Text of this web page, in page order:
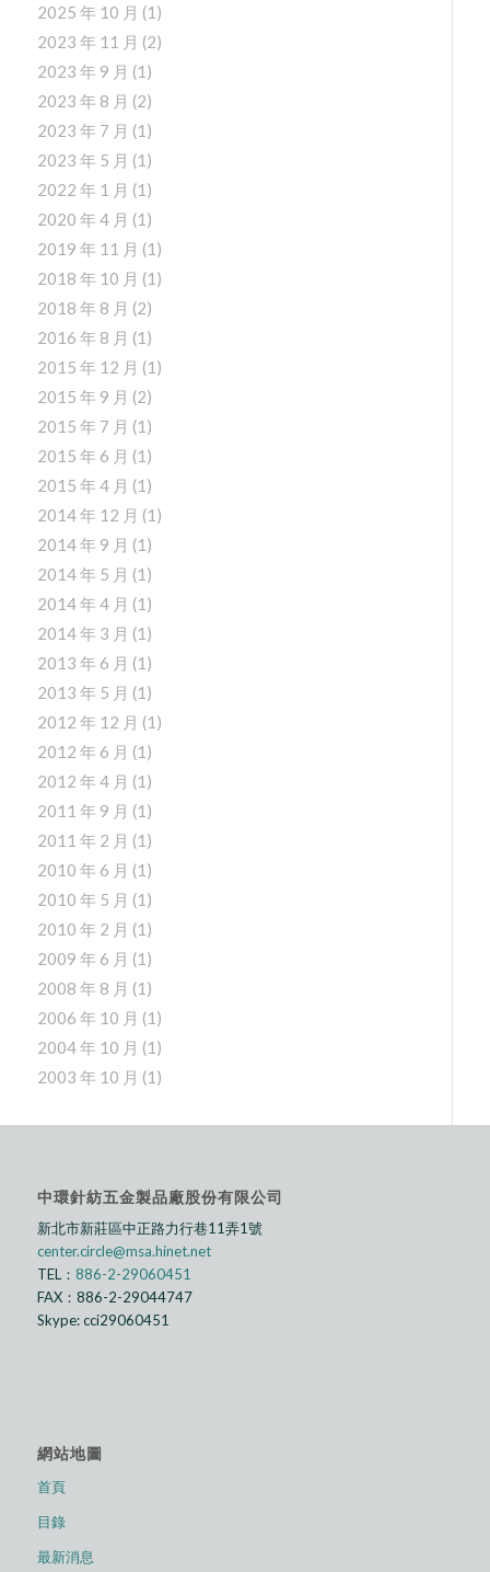
2025 年 10 月 (1)
2023 年 11 月 (2)
2023 年 9 月 (1)
2023 年 8 月 (2)
2023 年 7 月 (1)
2023 年 5 月 (1)
2022 年 1 月 (1)
2020 年 4 月 (1)
2019 年 11 月 (1)
2018 年 10 月 (1)
2018 年 8 月 (2)
2016 年 8 月 (1)
2015 年 12 月 (1)
2015 年 9 月 (2)
2015 年 7 月 (1)
2015 年 6 月 (1)
2015 年 4 月 (1)
2014 年 12 月 (1)
2014 年 9 月 (1)
2014 年 5 月 (1)
2014 年 4 月 (1)
2014 年 3 月 (1)
2013 年 6 月 (1)
2013 年 5 月 (1)
2012 年 12 月 (1)
2012 年 6 月 (1)
2012 年 4 月 (1)
2011 年 9 月 (1)
2011 年 2 月 (1)
2010 年 6 月 (1)
2010 年 5 月 (1)
2010 年 2 月 (1)
2009 年 6 月 (1)
2008 年 8 月 (1)
2006 年 10 月 (1)
2004 年 10 月 (1)
2003 年 10 月 (1)
中環針紡五金製品廠股份有限公司
新北市新莊區中正路⼒行巷11弄1號
center.circle@msa.hinet.net
TEL： 886-2-29060451
FAX：886-2-29044747
Skype: cci29060451
網站地圖
首頁
目錄
最新消息